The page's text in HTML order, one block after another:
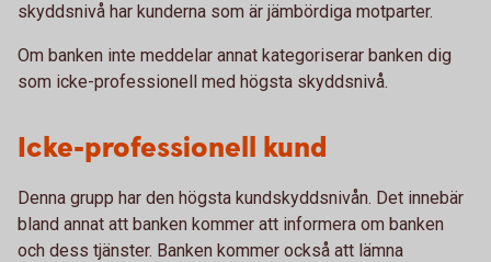
skyddsnivå har kunderna som är jämbördiga motparter.
Om banken inte meddelar annat kategoriserar banken dig
som icke-professionell med högsta skyddsnivå.
Icke-professionell kund
Denna grupp har den högsta kundskyddsnivån. Det innebär
bland annat att banken kommer att informera om banken
och dess tjänster. Banken kommer också att lämna